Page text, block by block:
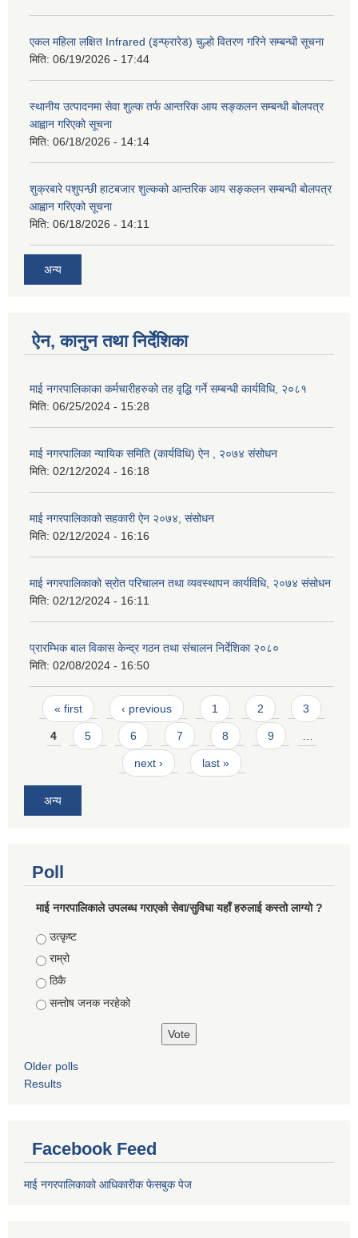
एकल महिला लक्षित Infrared (इन्फ्रारेड) चुल्हो वितरण गरिने सम्बन्धी सूचना
मिति: 06/19/2026 - 17:44
स्थानीय उत्पादनमा सेवा शुल्क तर्फ आन्तरिक आय सङ्कलन सम्बन्धी बोलपत्र
आह्वान गरिएको सूचना
मिति: 06/18/2026 - 14:14
शुक्रबारे पशुपन्छी हाटबजार शुल्कको आन्तरिक आय सङ्कलन सम्बन्धी बोलपत्र
आह्वान गरिएको सूचना
मिति: 06/18/2026 - 14:11
अन्य
ऐन, कानुन तथा निर्देशिका
माई नगरपालिकाका कर्मचारीहरुको तह वृद्धि गर्ने सम्बन्धी कार्यविधि, २०८१
मिति: 06/25/2024 - 15:28
माई नगरपालिका न्यायिक समिति (कार्यविधि) ऐन , २०७४ संसोधन
मिति: 02/12/2024 - 16:18
माई नगरपालिकाको सहकारी ऐन २०७४, संसोधन
मिति: 02/12/2024 - 16:16
माई नगरपालिकाको स्रोत परिचालन तथा व्यवस्थापन कार्यविधि, २०७४ संसोधन
मिति: 02/12/2024 - 16:11
प्रारम्भिक बाल विकास केन्द्र गठन तथा संचालन निर्देशिका २०८०
मिति: 02/08/2024 - 16:50
Pages
« first ‹ previous 1 2 3
4 5 6 7 8 9 …
next › last »
अन्य
Poll
माई नगरपालिकाले उपलब्ध गराएको सेवा/सुविधा यहाँ हरुलाई कस्तो लाग्यो ?
Choices
उत्कृष्ट
राम्रो
ठिकै
सन्तोष जनक नरहेको
Older polls
Results
Facebook Feed
माई नगरपालिकाको आधिकारीक फेसबुक पेज